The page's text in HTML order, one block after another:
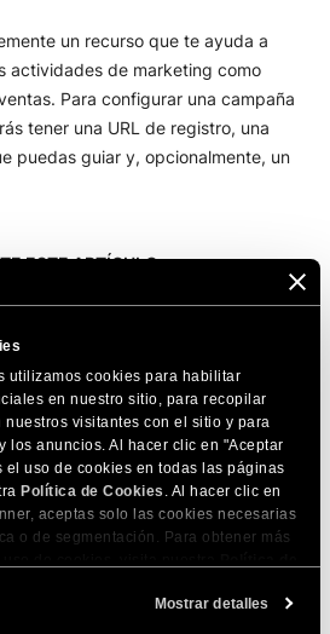
utilizamos cookies para habilitar
en nuestro sitio, para recopilar
visitantes con el sitio y para
los anuncios. Al hacer clic en "Aceptar
el uso de cookies en todas las páginas
Política de Cookies . Al hacer clic en
aceptas solo las cookies necesarias
o de segmentación. Para obtener más
Configuración de Cookies de
Mostrar detalles
un recurso que te ayuda a
actividades de marketing como
Para configurar una campaña
tener una URL de registro, una
puedas guiar y, opcionalmente, un
ESTE ARTÍCULO
campaña personalizada por
el seguimiento de
mi primera campaña de